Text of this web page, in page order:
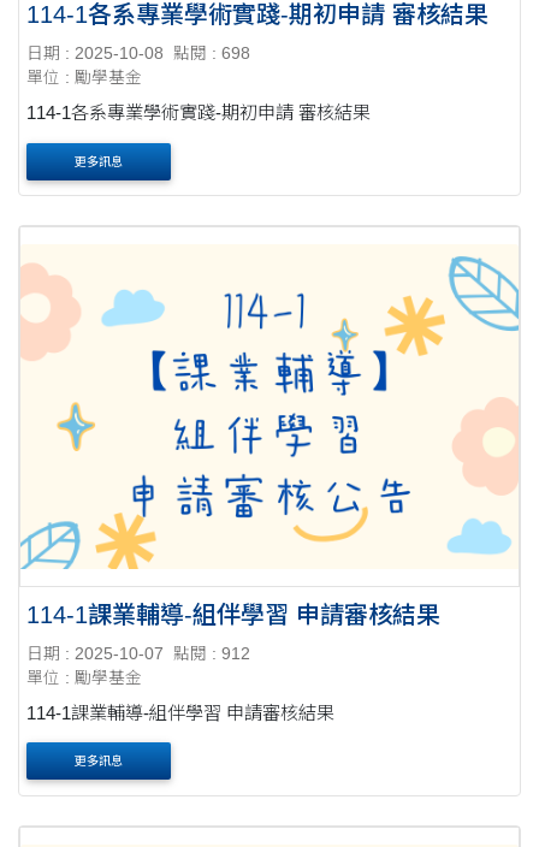
114-1各系專業學術實踐-期初申請 審核結果
日期 : 2025-10-08
點閱 : 698
單位 : 勵學基金
114-1各系專業學術實踐-期初申請 審核結果
更多訊息
114-1課業輔導-組伴學習 申請審核結果
日期 : 2025-10-07
點閱 : 912
單位 : 勵學基金
114-1課業輔導-組伴學習 申請審核結果
更多訊息